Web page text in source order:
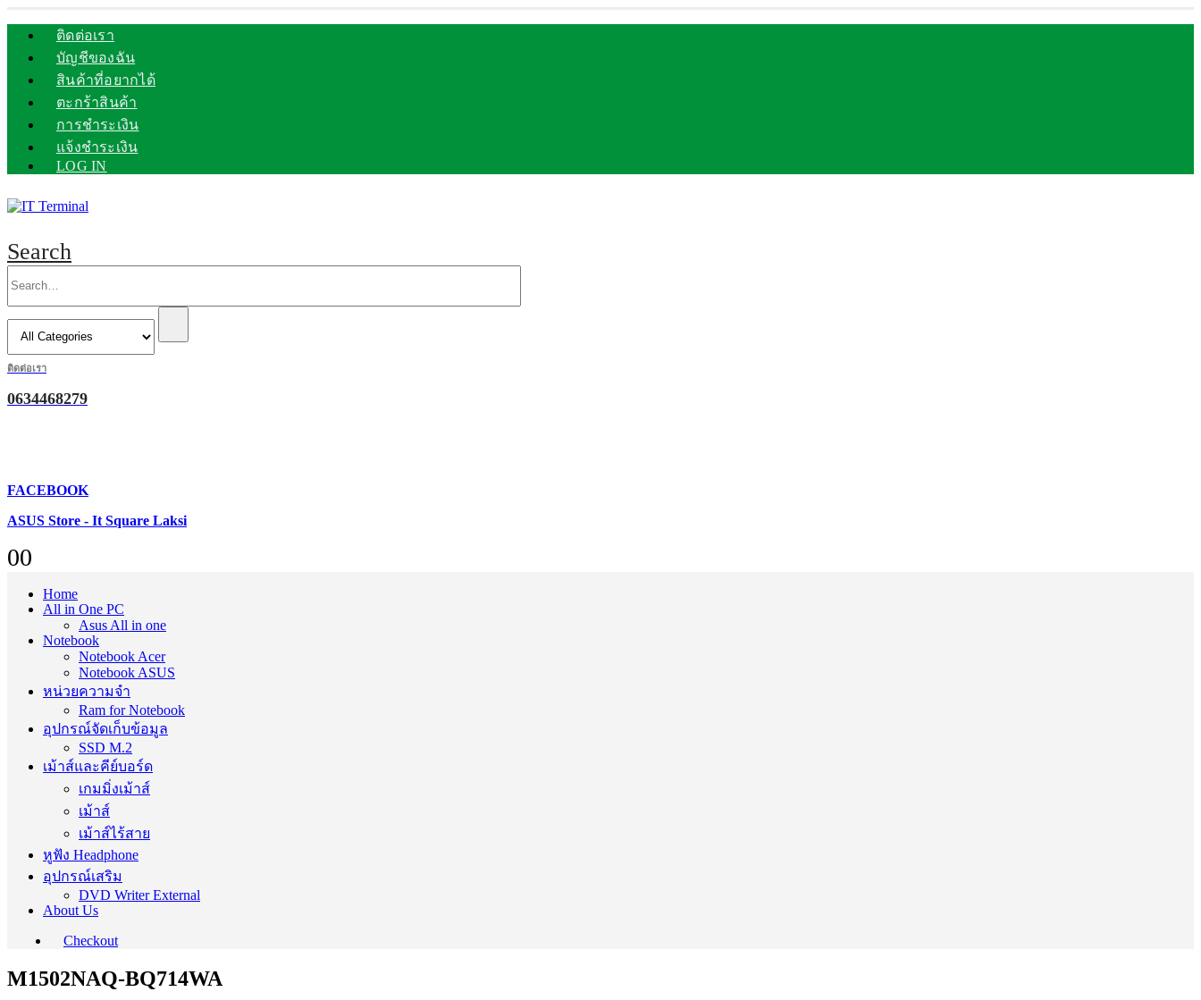
ติดต่อเรา
บัญชีของฉัน
สินค้าที่อยากได้
ตะกร้าสินค้า
การชำระเงิน
แจ้งชำระเงิน
LOG IN
Search
ติดต่อเรา
0634468279
FACEBOOK
ASUS Store - It Square Laksi
00
Home
All in One PC
Asus All in one
Notebook
Notebook Acer
Notebook ASUS
หน่วยความจำ
Ram for Notebook
อุปกรณ์จัดเก็บข้อมูล
SSD M.2
เม้าส์และคีย์บอร์ด
เกมมิ่งเม้าส์
เม้าส์
เม้าส์ไร้สาย
หูฟัง Headphone
อุปกรณ์เสริม
DVD Writer External
About Us
Checkout
M1502NAQ-BQ714WA